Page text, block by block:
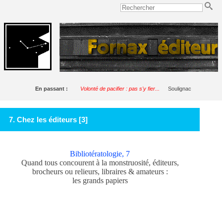
En passant : Volonté de pacifier : pas s'y fier... Soulignac
7. Chez les éditeurs [3]
Bibliotératologie, 7
Quand tous concourent à la monstruosité, éditeurs,
brocheurs ou relieurs, libraires & amateurs :
les grands papiers